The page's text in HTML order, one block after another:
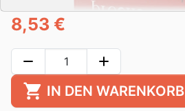
8,53 €
remove add
shopping_cart IN DEN WARENKORB